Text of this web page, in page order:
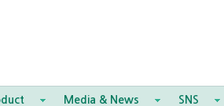
Media & News SNS